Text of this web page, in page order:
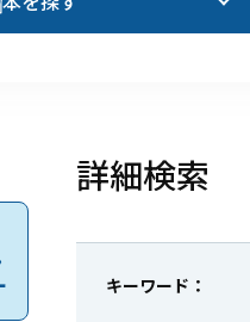
詳細検索
キーワード：